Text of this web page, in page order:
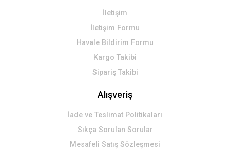
Gönder
İletişim
İletişim Formu
Havale Bildirim Formu
Kargo Takibi
Sipariş Takibi
Alışveriş
İade ve Teslimat Politikaları
Sıkça Sorulan Sorular
Mesafeli Satış Sözleşmesi